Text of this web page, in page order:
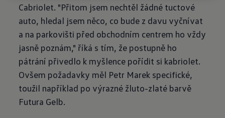
Cabriolet. "Přitom jsem nechtěl žádné tuctové
auto, hledal jsem něco, co bude z davu vyčnívat
a na parkovišti před obchodním centrem ho vždy
jasně poznám," říká s tím, že postupně ho
pátrání přivedlo k myšlence pořídit si kabriolet.
Ovšem požadavky měl Petr Marek specifické,
toužil například po výrazné žluto-zlaté barvě
Futura Gelb.